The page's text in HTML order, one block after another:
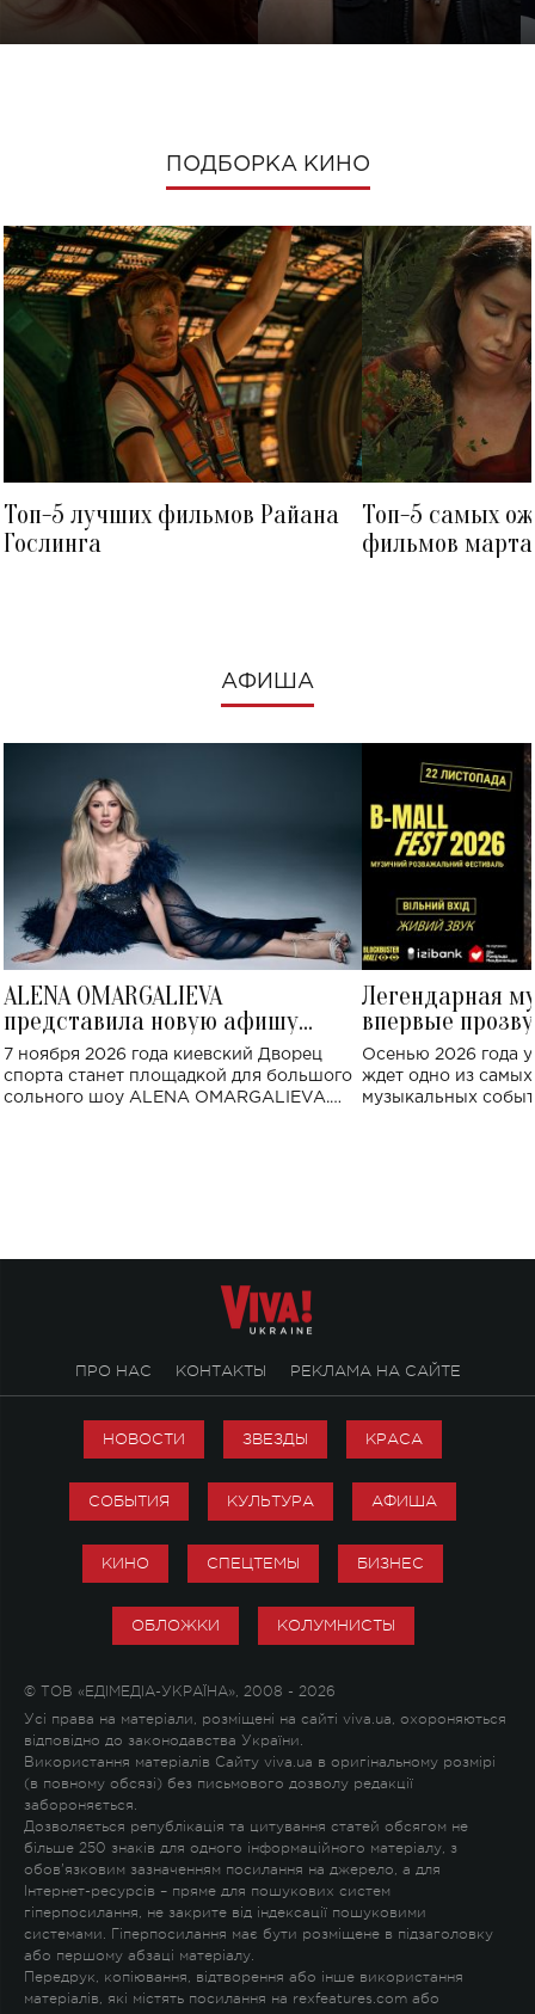
ПОДБОРКА КИНО
Топ-5 лучших фильмов Райана
Гослинга
Топ-5 самых
фильмов
АФИША
ALENA OMARGALIEVA
представила новую афишу
большого концерта во Дворце
спорта
7 ноября 2026 года киевский Дворец
спорта станет площадкой для большого
сольного шоу ALENA OMARGALIEVA.
Легендарная
впервые
Украине: где
Осенью 2026 года
ждет одно из
музыкальных
ПРО НАС КОНТАКТЫ РЕКЛАМА НА САЙТЕ
НОВОСТИ ЗВЕЗДЫ КРАСА
СОБЫТИЯ КУЛЬТУРА АФИША
КИНО СПЕЦТЕМЫ БИЗНЕС
ОБЛОЖКИ КОЛУМНИСТЫ
© ТОВ «ЕДІМЕДІА-УКРАЇНА», 2008 - 2026
Усі права на матеріали, розміщені на сайті viva.ua, охороняються
відповідно до законодавства України.
Використання матеріалів Сайту viva.ua в оригінальному розмірі
(в повному обсязі) без письмового дозволу редакції
забороняється.
Дозволяється републікація та цитування статей обсягом не
більше 250 знаків для одного інформаційного матеріалу, з
обов'язковим зазначенням посилання на джерело, а для
Інтернет-ресурсів – пряме для пошукових систем
гіперпосилання, не закрите від індексації пошуковими
системами. Гіперпосилання має бути розміщене в підзаголовку
або першому абзаці матеріалу.
Передрук, копіювання, відтворення або інше використання
матеріалів, які містять посилання на rexfeatures.com або